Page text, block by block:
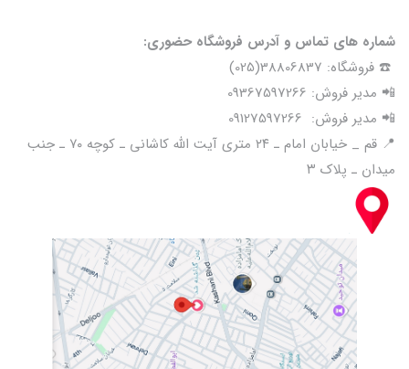
شماره های تماس و آدرس فروشگاه حضوری:
☎️ فروشگاه: 38806837(025)
📲 مدیر فروش: 09367597266
📲 مدیر فروش: 09127597266
📍 قم _ خیابان امام ـ ۲۴ متری آیت الله کاشانی ـ کوچه ۷۰ ـ جنب
میدان ـ پلاک ۳